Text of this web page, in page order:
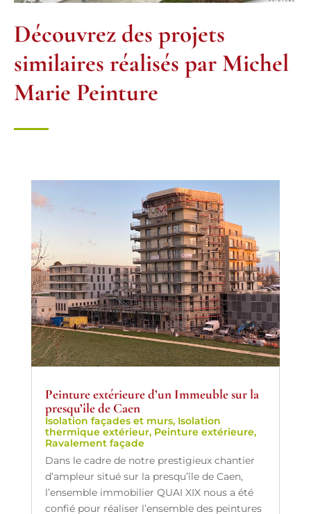
Découvrez des projets
similaires réalisés par Michel
Marie Peinture
Peinture extérieure d’un Immeuble sur la
presqu’île de Caen
Isolation façades et murs, Isolation
thermique extérieur, Peinture extérieure,
Ravalement façade
Dans le cadre de notre prestigieux chantier
d’ampleur situé sur la presqu’île de Caen,
l’ensemble immobilier QUAI XIX nous a été
confié pour réaliser l’ensemble des peintures